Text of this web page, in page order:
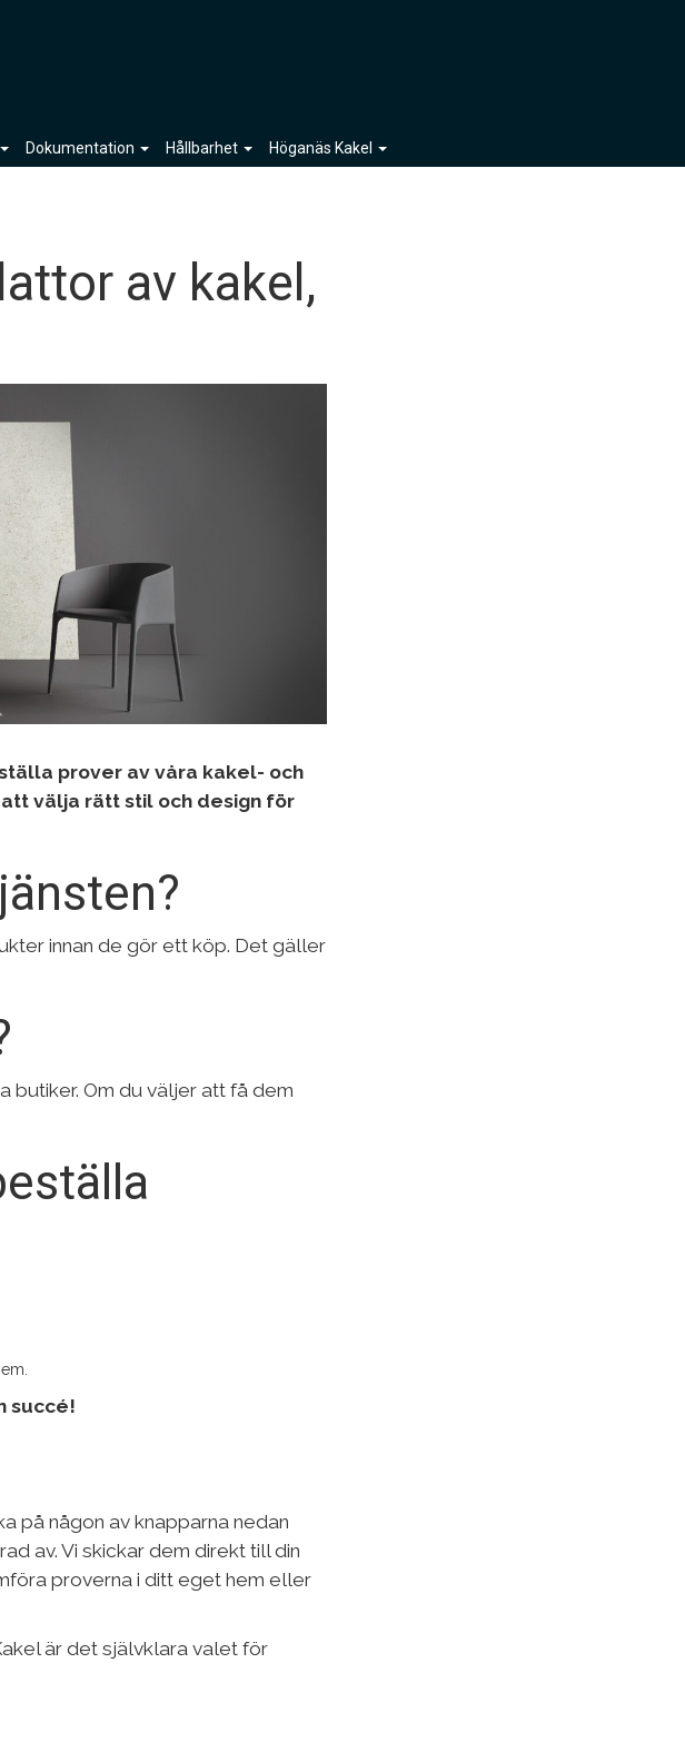
Dokumentation Hållbarhet Höganäs Kakel
av kakel,
prover av våra kakel- och
välja rätt stil och design för
innan de gör ett köp. Det gäller
butiker. Om du väljer att få dem
succé!
på någon av knapparna nedan
av. Vi skickar dem direkt till din
proverna i ditt eget hem eller
är det självklara valet för